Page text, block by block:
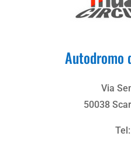
Autodromo
Via
50038